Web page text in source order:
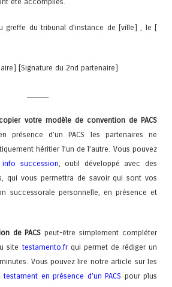
greffe du tribunal d’instance de [ville] , le [
[Signature du 2nd partenaire]
votre modèle de convention de PACS
présence d’un PACS les partenaires ne
héritier l’un de l’autre. Vous pouvez
succession , outil développé avec des
qui vous permettra de savoir qui sont vos
successorale personnelle, en présence et
de PACS peut-être simplement compléter
sitetestamento.fr qui permet de rédiger un
Vous pouvez lire notre article sur les
en présence d’un PACS pour plus